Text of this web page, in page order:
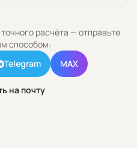
расчёта — отправьте
способом:
Telegram MAX
на почту